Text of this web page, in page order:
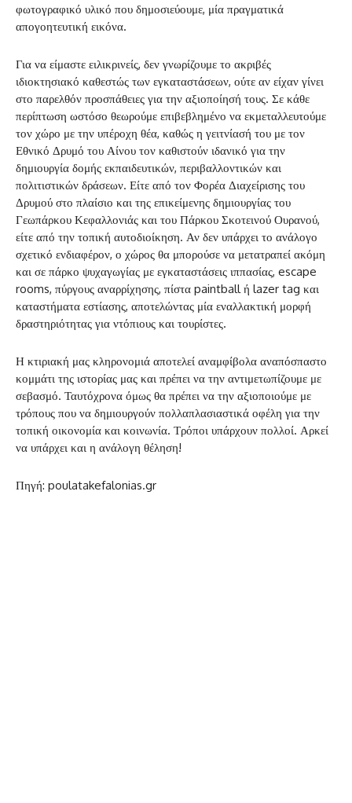
φωτογραφικό υλικό που δημοσιεύουμε, μία πραγματικά
απογοητευτική εικόνα.
Για να είμαστε ειλικρινείς, δεν γνωρίζουμε το ακριβές
ιδιοκτησιακό καθεστώς των εγκαταστάσεων, ούτε αν είχαν γίνει
στο παρελθόν προσπάθειες για την αξιοποίησή τους. Σε κάθε
περίπτωση ωστόσο θεωρούμε επιβεβλημένο να εκμεταλλευτούμε
τον χώρο με την υπέροχη θέα, καθώς η γειτνίασή του με τον
Εθνικό Δρυμό του Αίνου τον καθιστούν ιδανικό για την
δημιουργία δομής εκπαιδευτικών, περιβαλλοντικών και
πολιτιστικών δράσεων. Είτε από τον Φορέα Διαχείρισης του
Δρυμού στο πλαίσιο και της επικείμενης δημιουργίας του
Γεωπάρκου Κεφαλλονιάς και του Πάρκου Σκοτεινού Ουρανού,
είτε από την τοπική αυτοδιοίκηση. Αν δεν υπάρχει το ανάλογο
σχετικό ενδιαφέρον, ο χώρος θα μπορούσε να μετατραπεί ακόμη
και σε πάρκο ψυχαγωγίας με εγκαταστάσεις ιππασίας, escape
rooms, πύργους αναρρίχησης, πίστα paintball ή lazer tag και
καταστήματα εστίασης, αποτελώντας μία εναλλακτική μορφή
δραστηριότητας για ντόπιους και τουρίστες.
Η κτιριακή μας κληρονομιά αποτελεί αναμφίβολα αναπόσπαστο
κομμάτι της ιστορίας μας και πρέπει να την αντιμετωπίζουμε με
σεβασμό. Ταυτόχρονα όμως θα πρέπει να την αξιοποιούμε με
τρόπους που να δημιουργούν πολλαπλασιαστικά οφέλη για την
τοπική οικονομία και κοινωνία. Τρόποι υπάρχουν πολλοί. Αρκεί
να υπάρχει και η ανάλογη θέληση!
Πηγή: poulatakefalonias.gr